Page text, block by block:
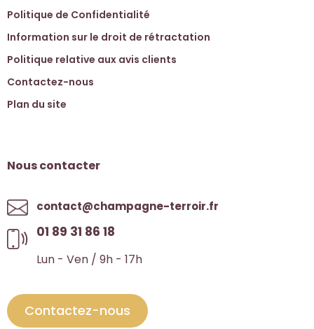
Politique de Confidentialité
Information sur le droit de rétractation
Politique relative aux avis clients
Contactez-nous
Plan du site
Nous contacter
contact@champagne-terroir.fr
01 89 31 86 18
Lun - Ven / 9h - 17h
Contactez-nous